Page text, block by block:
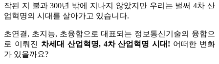
작된 지 불과 300년 밖에 지나지 않았지만 우리는 벌써 4차 산
업혁명의 시대를 살아가고 있습니다.
초연결, 초지능, 초융합으로 대표되는 정보통신기술의 융합으
로 이뤄진 차세대 산업혁명, 4차 산업혁명 시대! 어떠한 변화
가 있을까요?